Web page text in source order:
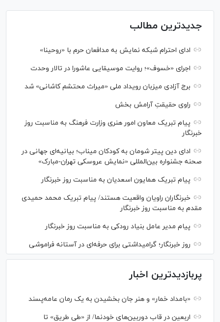
جدیدترین مطالب
ادای احترام شبکه نمایش به مدافعان حرم با «روحینا»
اجرای «خسوف»؛ روایت موسیقایی عاشورا در تالار وحدت
برج آزادی میزبان رویداد ملی «میراث محتشم کاشانی» شد
راوی حقیقتِ آرامش بخش
پیام تبریک معاون امور هنری وزارت فرهنگ به مناسبت روز
خبرنگار
ادای دین پیتر شومان به کودکان میناب؛ بیانیه‌ای جهانی در
صحنه جشنواره بین‌المللی «نمایش عروسکی تهران-مبارک»
پیام تبریک همایون اسعدیان به مناسبت روز خبرنگار
خبرنگاران راویان واقعیت هستند/ پیام تبریک محمد حمیدی
مقدم به مناسبت روز خبرنگار
پیام مدیر عامل بنیاد رودکی به مناسبت روز خبرنگار
روز خبرنگار؛ گرامیداشتی برای حرفه‌ای در آستانه فراموشی
پربازدیدترین اخبار
«بامداد خمار» و هنر جان بخشیدن به یک رمان عامه‌پسند
اربعین در قاب دوربین‌های خودنما/ از «طی طریق» تا